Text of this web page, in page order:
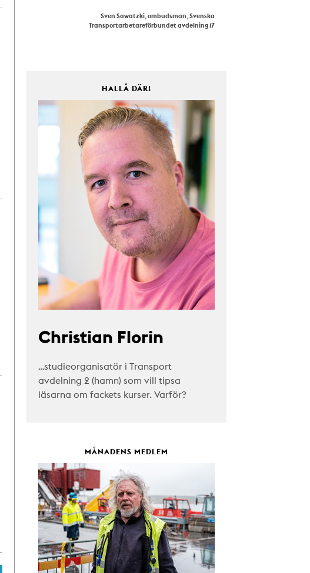
Sven Sawatzki, ombudsman, Svenska
Transportarbetareförbundet avdelning 17
HALLÅ DÄR!
Christian Florin
…studieorganisatör i Transport
avdelning 2 (hamn) som vill tipsa
läsarna om fackets kurser. Varför?
MÅNADENS MEDLEM